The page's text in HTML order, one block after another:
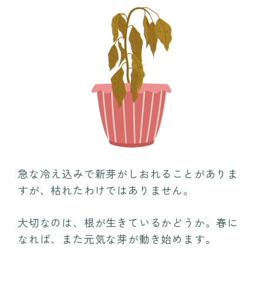
急な冷え込みで新芽がしおれることがありま
すが、枯れたわけではありません。
大切なのは、根が生きているかどうか。春に
なれば、また元気な芽が動き始めます。